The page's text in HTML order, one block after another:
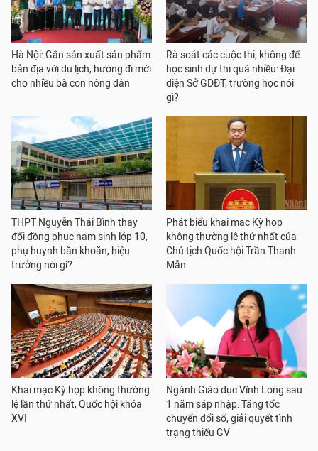
Hà Nội: Gắn sản xuất sản phẩm
bản địa với du lịch, hướng đi mới
cho nhiều bà con nông dân
Rà soát các cuộc thi, không để
học sinh dự thi quá nhiều: Đại
diện Sở GDĐT, trường học nói
gì?
THPT Nguyễn Thái Bình thay
đổi đồng phục nam sinh lớp 10,
phụ huynh băn khoăn, hiệu
trưởng nói gì?
Phát biểu khai mạc Kỳ họp
không thường lệ thứ nhất của
Chủ tịch Quốc hội Trần Thanh
Mẫn
Khai mạc Kỳ họp không thường
lệ lần thứ nhất, Quốc hội khóa
XVI
Ngành Giáo dục Vĩnh Long sau
1 năm sáp nhập: Tăng tốc
chuyển đổi số, giải quyết tình
trạng thiếu GV